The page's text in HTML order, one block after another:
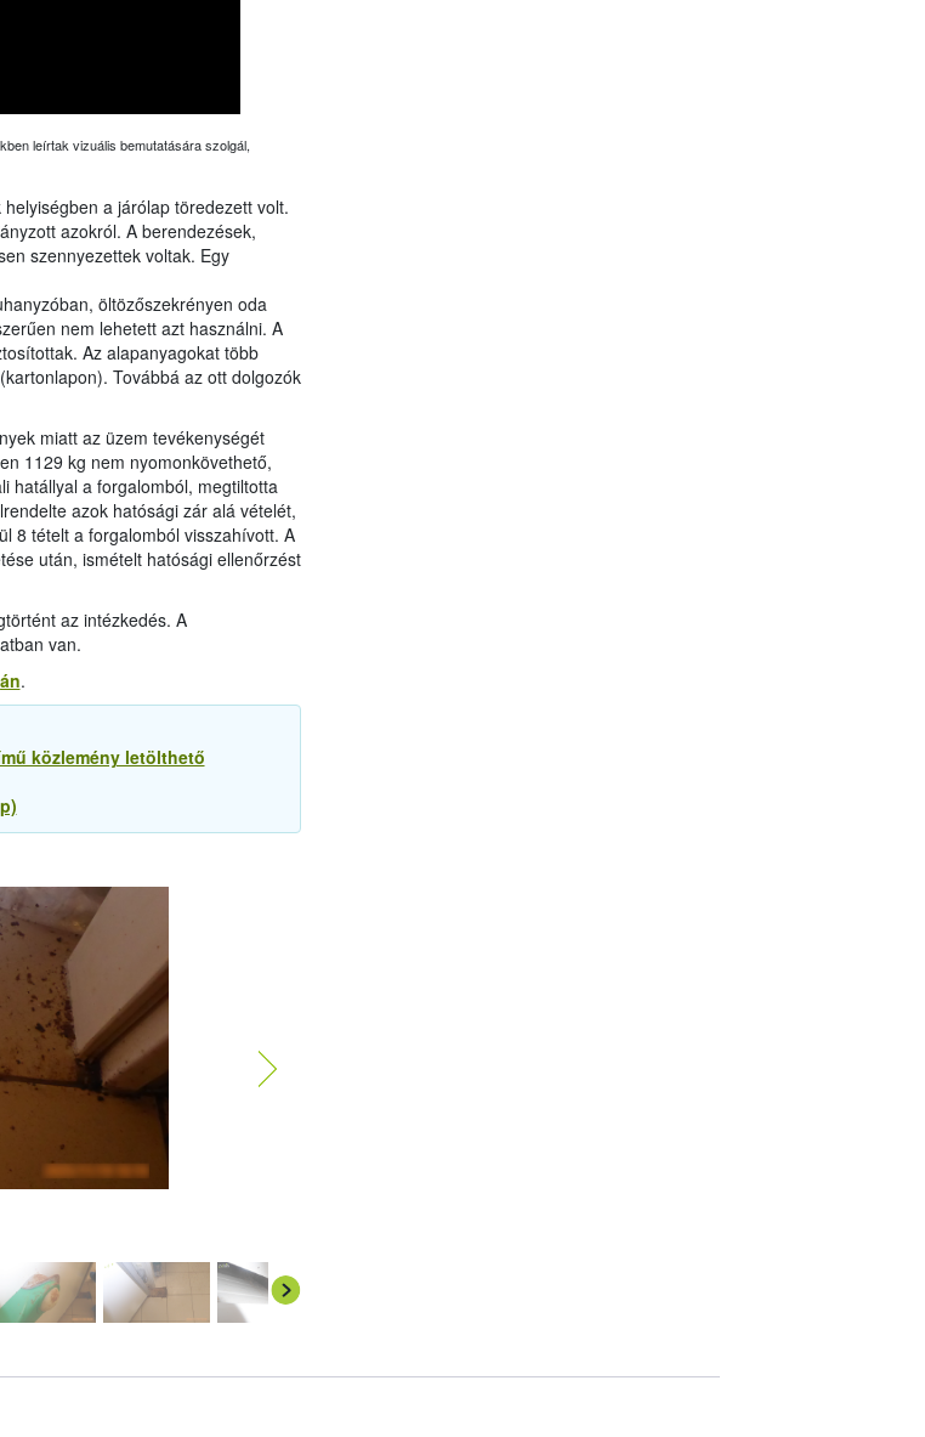
leírtak vizuális bemutatására szolgál,
a járólap töredezett volt.
azokról. A berendezések,
szennyezettek voltak. Egy
öltözőszekrényen oda
nem lehetett azt használni. A
Az alapanyagokat több
Továbbá az ott dolgozók
miatt az üzem tevékenységét
1129 kg nem nyomonkövethető,
hatállyal a forgalomból, megtiltotta
azok hatósági zár alá vételét,
8 tételt a forgalomból visszahívott. A
után, ismételt hatósági ellenőrzést
az intézkedés. A
van.
.
közlemény letölthető